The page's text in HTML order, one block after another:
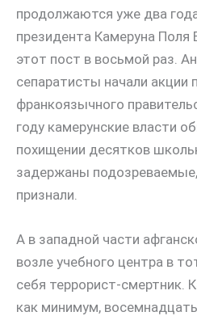
продолжаются уже два
президента Камеруна Поля
этот пост в восьмой раз.
сепаратисты начали акции
франкоязычного
году камерунские власти
похищении десятков
задержаны
признали.
А в западной части
возле учебного центра в
себя террорист-смертник.
как минимум,